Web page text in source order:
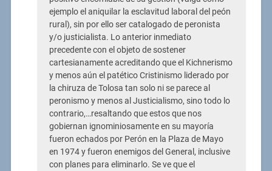
ejemplo el aniquilar la esclavitud laboral del peón
rural), sin por ello ser catalogado de peronista
y/o justicialista. Lo anterior inmediato
precedente con el objeto de sostener
cartesianamente acreditando que el Kichnerismo
y menos aún el patético Cristinismo liderado por
la chiruza de Tolosa tan solo ni se parece al
peronismo y menos al Justicialismo, sino todo lo
contrario,…resaltando que estos que nos
gobiernan ignominiosamente en su mayoría
fueron echados por Perón en la Plaza de Mayo
en 1974 y fueron enemigos del General, inclusive
con planes para eliminarlo. Se ve que el